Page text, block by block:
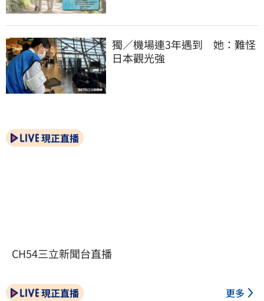
獨／機場連3年遇到　她：難怪
日本觀光強
現正直播
CH54三立新聞台直播
現正直播 更多